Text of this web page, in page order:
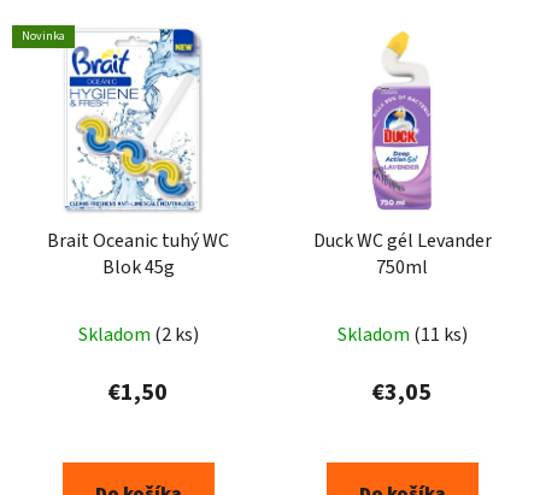
Novinka
Brait Oceanic tuhý WC
Blok 45g
Skladom (2 ks)
€1,50
Duck WC gél Levander
750ml
Skladom (11 ks)
€3,05